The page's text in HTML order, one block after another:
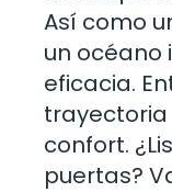
Así como
un océano
eficacia.
trayectoria
confort.
puertas?